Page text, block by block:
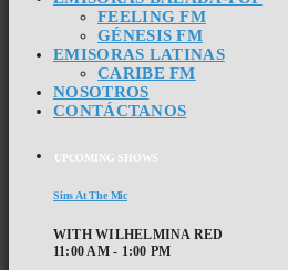
FEELING FM
GÉNESIS FM
EMISORAS LATINAS
CARIBE FM
NOSOTROS
CONTÁCTANOS
UPCOMING SHOWS
Sins At The Mic
WITH WILHELMINA RED
11:00 AM - 1:00 PM